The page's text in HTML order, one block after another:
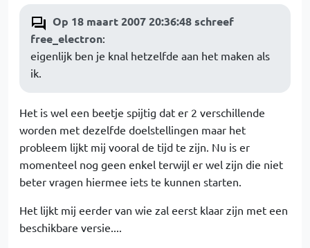
Op 18 maart 2007 20:36:48 schreef
free_electron:
eigenlijk ben je knal hetzelfde aan het maken als
ik.
Het is wel een beetje spijtig dat er 2 verschillende
worden met dezelfde doelstellingen maar het
probleem lijkt mij vooral de tijd te zijn. Nu is er
momenteel nog geen enkel terwijl er wel zijn die niet
beter vragen hiermee iets te kunnen starten.
Het lijkt mij eerder van wie zal eerst klaar zijn met een
beschikbare versie....